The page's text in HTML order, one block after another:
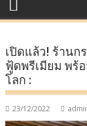
เปิดแล้ว! ร้านก
ฟู้ดพรีเมียม พร้
โลก :
23/12/2022